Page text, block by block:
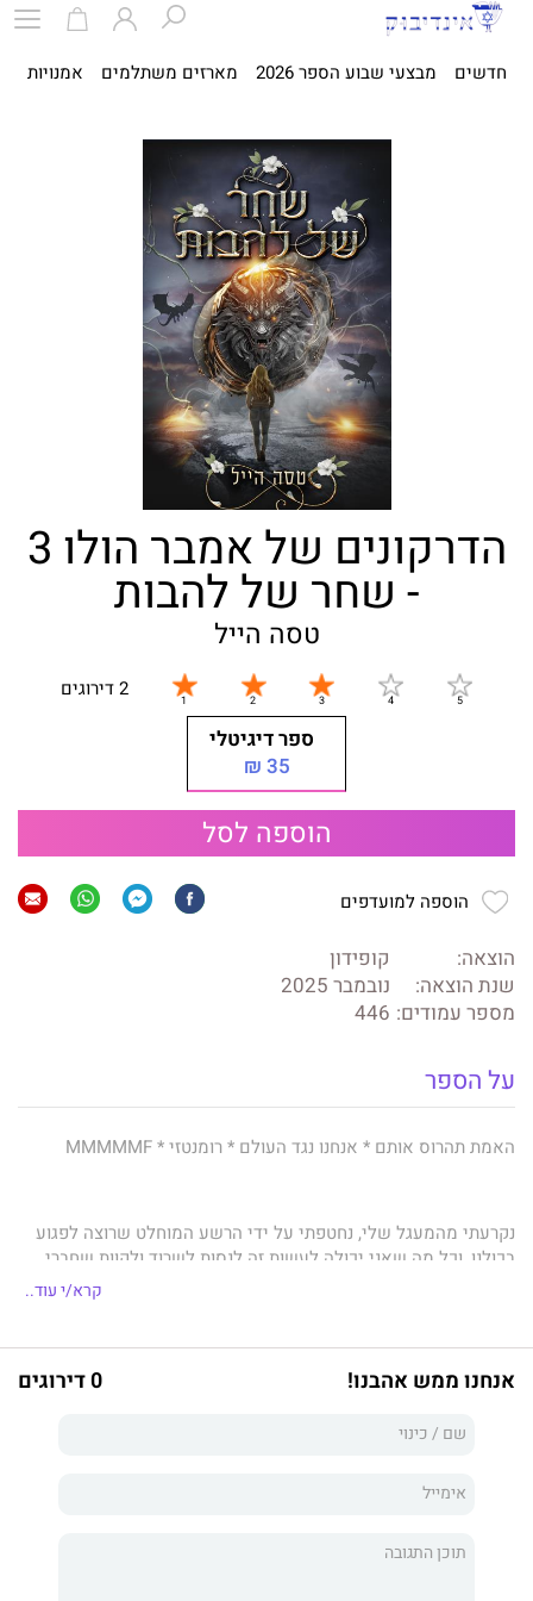
חדשים מבצעי שבוע הספר 2026 מארזים משתלמים אמנויות
הדרקונים של אמבר הולו 3
- שחר של להבות
טסה הייל
2 דירוגים
ספר דיגיטלי
35 ₪
הוספה לסל
הוספה למועדפים
הוצאה:
קופידון
שנת הוצאה:
נובמבר 2025
מספר עמודים: 446
על הספר
האמת תהרוס אותם * אנחנו נגד העולם * רומנטזי * MMMMMF
נקרעתי מהמעגל שלי, נחטפתי על ידי הרשע המוחלט שרוצה לפגוע
בכולנו, וכל מה שאני יכולה לעשות זה לנסות לשרוד ולקוות שחברי
אני יכולה לתת לו, אבל אני במרחק של שנייה מלהישבר.
השובה שלי הולך וחושף סודות שיש בכוחם לרסק את כל עולמי,
קבורים, אבל האויבים שלנו הולכים ומתרבים, הולכים ומתקרבים,
קרא/י עוד..
אנחנו ממש אהבנו! 0 דירוגים